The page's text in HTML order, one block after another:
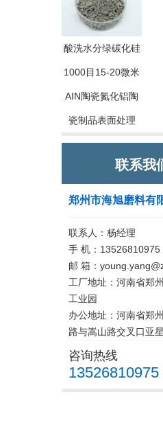
酸洗水分绿碳化硅
1000目15-20微米
AIN陶瓷氮化铝陶
瓷制品表面处理
联系我
郑州市海旭磨料有
联系人：杨经理
手 机：13526810975
邮 箱：
工厂地址：河南省郑
工业园
办公地址：河南省郑
路与嵩山路交叉口亚
咨询热线
13526810975